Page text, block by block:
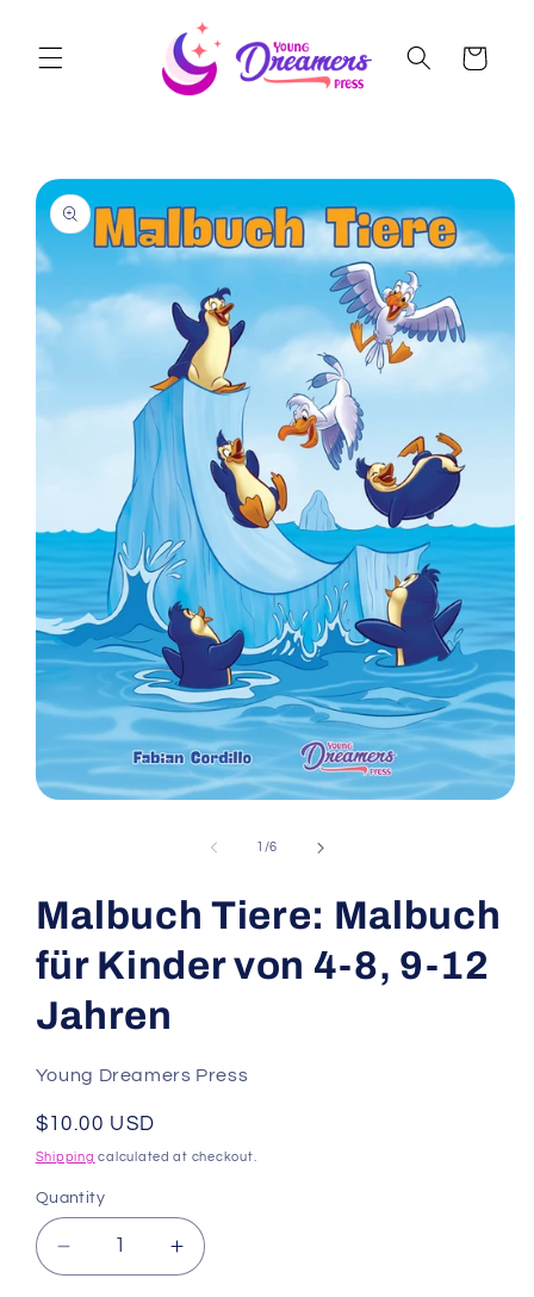
Cart
Skip to
product
information
/of
6
Malbuch Tiere: Malbuch
für Kinder von 4-8, 9-12
Jahren
Young Dreamers Press
Regular
price
$10.00 USD
Shipping calculated at checkout.
Quantity
Decrease
quantity
Increase
quantity